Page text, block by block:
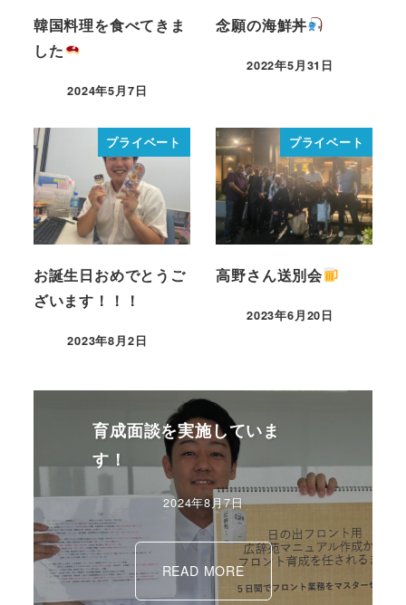
韓国料理を食べてきま
した
2024年5月7日
念願の海鮮丼
2022年5月31日
プライベート
お誕生日おめでとうご
ざいます！！！
2023年8月2日
プライベート
高野さん送別会
2023年6月20日
育成面談を実施していま
す！
2024年8月7日
READ MORE